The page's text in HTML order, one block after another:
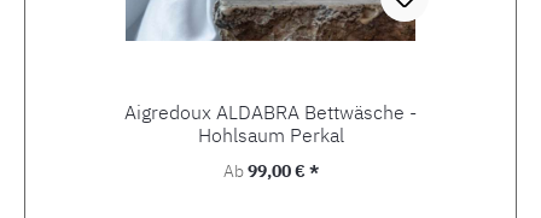
Aigredoux ALDABRA Bettwäsche -
Hohlsaum Perkal
Regulärer Preis:
Ab99,00 € *